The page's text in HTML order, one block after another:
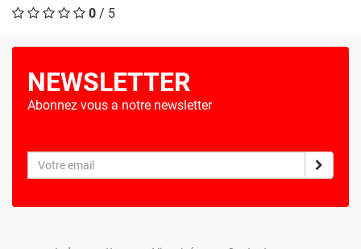
0 / 5
NEWSLETTER
Abonnez vous a notre newsletter